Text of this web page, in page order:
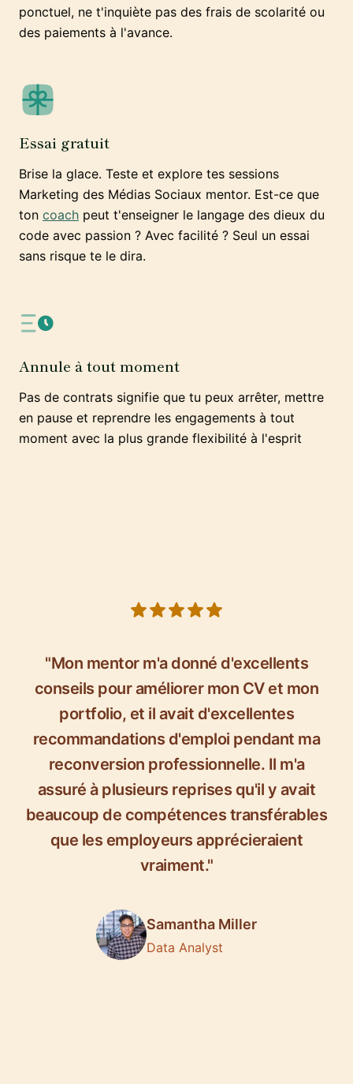
ponctuel, ne t'inquiète pas des frais de scolarité ou
des paiements à l'avance.
Essai gratuit
Brise la glace. Teste et explore tes sessions
Marketing des Médias Sociaux mentor. Est-ce que
ton coach peut t'enseigner le langage des dieux du
code avec passion ? Avec facilité ? Seul un essai
sans risque te le dira.
Annule à tout moment
Pas de contrats signifie que tu peux arrêter, mettre
en pause et reprendre les engagements à tout
moment avec la plus grande flexibilité à l'esprit
"Mon mentor m'a donné d'excellents
conseils pour améliorer mon CV et mon
portfolio, et il avait d'excellentes
recommandations d'emploi pendant ma
reconversion professionnelle. Il m'a
assuré à plusieurs reprises qu'il y avait
beaucoup de compétences transférables
que les employeurs apprécieraient
vraiment."
Samantha Miller
Data Analyst